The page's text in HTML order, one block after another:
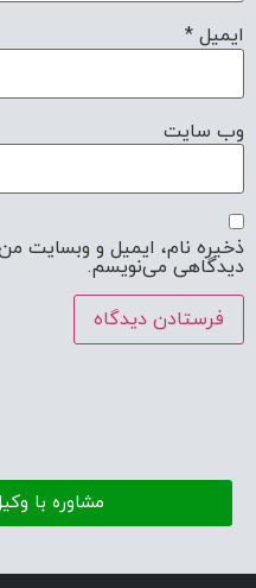
ایمیل *
وب‌ سایت
ذخیره نام، ایمیل و وبسایت من
دیدگاهی می‌نویسم.
مشاوره با وکیل |